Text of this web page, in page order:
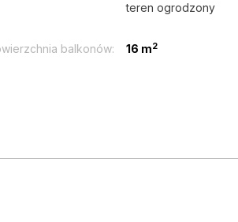
teren ogrodzony
balkonów: 16 m2